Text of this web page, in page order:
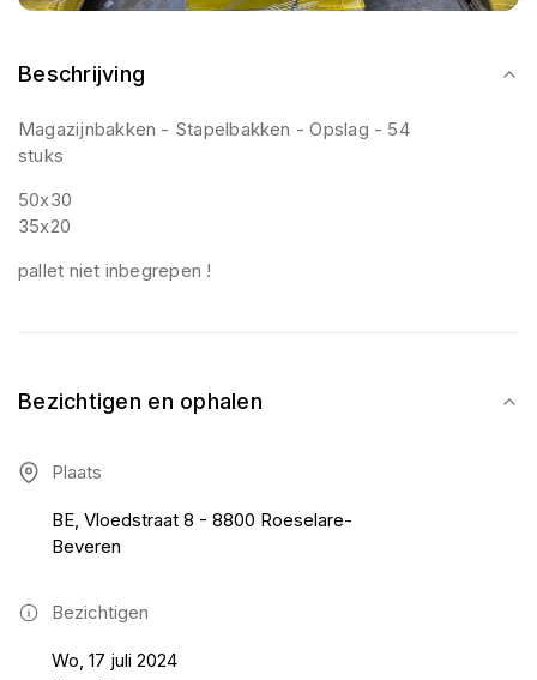
Beschrijving
Magazijnbakken - Stapelbakken - Opslag - 54
stuks
50x30
35x20
pallet niet inbegrepen !
Bezichtigen en ophalen
Plaats
BE, Vloedstraat 8 - 8800 Roeselare-
Beveren
Bezichtigen
Wo, 17 juli 2024